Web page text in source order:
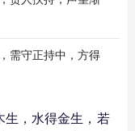
需守正持中，方得
生，水得金生，若